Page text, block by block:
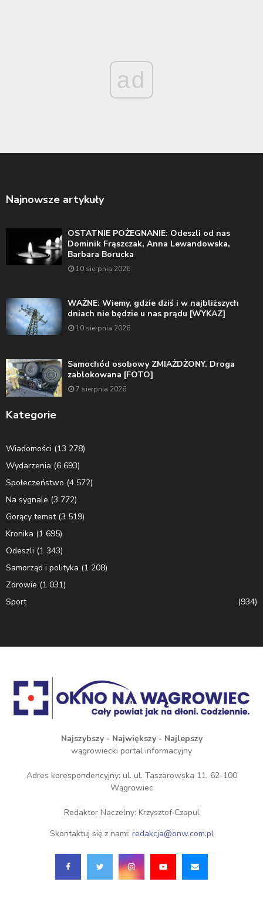
ad
Najnowsze artykuły
OSTATNIE POŻEGNANIE: Odeszli od nas
Dominik Frąszczak, Anna Lewandowska,
Barbara Borucka
10 sierpnia 2026
WAŻNE: Wiemy, gdzie dziś i w najbliższych
dniach nie będzie u nas prądu [WYKAZ]
10 sierpnia 2026
Samochód osobowy ZMIAŻDŻONY. Droga
zablokowana [FOTO]
7 sierpnia 2026
Kategorie
Wiadomości (13 278)
Wydarzenia (6 693)
Społeczeństwo (4 572)
Na sygnale (3 772)
Gorący temat(3 519)
Kronika (1 695)
Odeszli (1 343)
Samorząd i polityka (1 208)
Zdrowie (1 031)
Sport
(934)
Najszybszy - Największy - Najlepszy
wągrowiecki portal informacyjny
Adres korespondencyjny: ul. ul. Taszarowska 11, 62-100
Wągrowiec
Redaktor Naczelny: Krzysztof Czapul
Skontaktuj się z nami: redakcja@onw.com.pl